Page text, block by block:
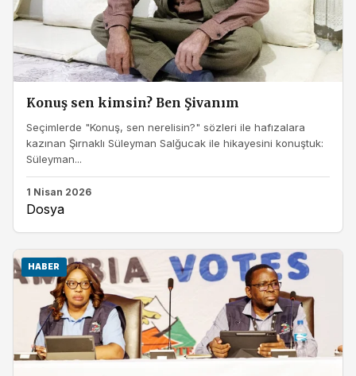
Konuş sen kimsin? Ben Şivanım
Seçimlerde "Konuş, sen nerelisin?" sözleri ile hafızalara
kazınan Şırnaklı Süleyman Salğucak ile hikayesini konuştuk:
Süleyman...
1 Nisan 2026
Dosya
HABER